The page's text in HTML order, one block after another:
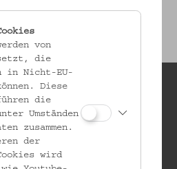
von
die
in Nicht-EU-
Diese
die
Umständen
zusammen.
der
wird